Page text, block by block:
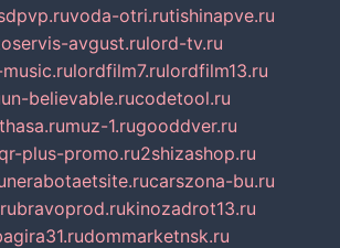
voda-otri.rutishinapve.ru
avgust.rulord-tv.ru
lordfilm7.rulordfilm13.ru
un-believable.rucodetool.ru
muz-1.rugooddver.ru
plus-promo.ru2shizashop.ru
nerabotaetsite.rucarszona-bu.ru
bravoprod.rukinozadrot13.ru
dommarketnsk.ru